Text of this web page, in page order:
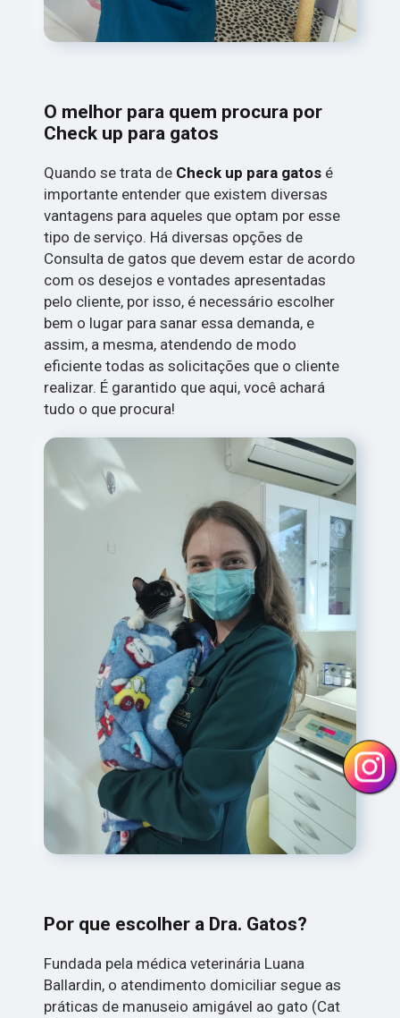
O melhor para quem procura por
Check up para gatos
Quando se trata de Check up para gatos é
importante entender que existem diversas
vantagens para aqueles que optam por esse
tipo de serviço. Há diversas opções de
Consulta de gatos que devem estar de acordo
com os desejos e vontades apresentadas
pelo cliente, por isso, é necessário escolher
bem o lugar para sanar essa demanda, e
assim, a mesma, atendendo de modo
eficiente todas as solicitações que o cliente
realizar. É garantido que aqui, você achará
tudo o que procura!
Por que escolher a Dra. Gatos?
Fundada pela médica veterinária Luana
Ballardin, o atendimento domiciliar segue as
práticas de manuseio amigável ao gato (Cat